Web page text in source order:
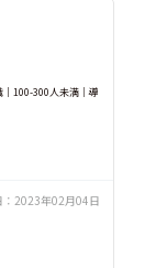
100-300人未満｜導
2023年02月04日